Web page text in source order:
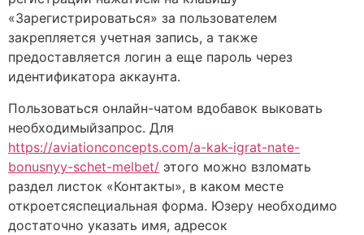
«Зарегистрироваться» за пользователем
закрепляется учетная запись, а также
предоставляется логин а еще пароль через
идентификатора аккаунта.
Пользоваться онлайн-чатом вдобавок выковать
необходимыйзапрос. Для
https://aviationconcepts.com/a-kak-igrat-nate-
bonusnyy-schet-melbet/ этого можно взломать
раздел листок «Контакты», в каком месте
откроетсяспециальная форма. Юзеру необходимо
достаточно указать имя, адресок